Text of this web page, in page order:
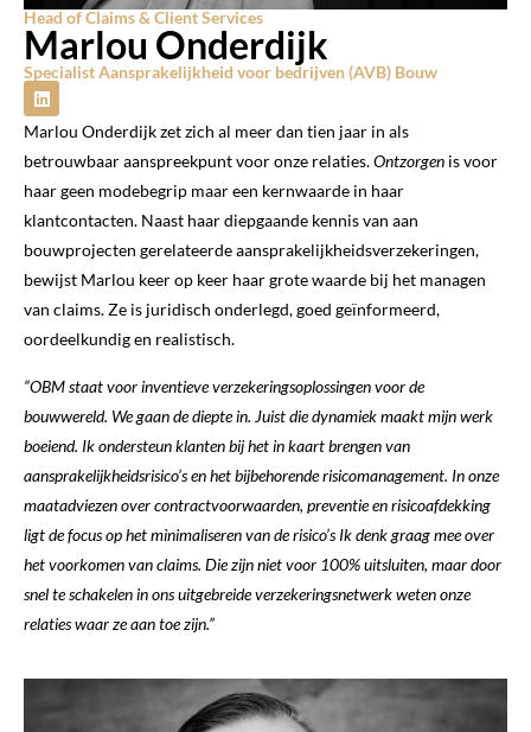
Head of Claims & Client Services
Marlou Onderdijk
Specialist Aansprakelijkheid voor bedrijven (AVB) Bouw
Marlou Onderdijk zet zich al meer dan tien jaar in als
betrouwbaar aanspreekpunt voor onze relaties.Ontzorgen is voor
haar geen modebegrip maar een kernwaarde in haar
klantcontacten. Naast haar diepgaande kennis van aan
bouwprojecten gerelateerde aansprakelijkheidsverzekeringen,
bewijst Marlou keer op keer haar grote waarde bij het managen
van claims. Ze is juridisch onderlegd, goed geïnformeerd,
oordeelkundig en realistisch.
“OBM staat voor inventieve verzekeringsoplossingen voor de
bouwwereld. We gaan de diepte in. Juist die dynamiek maakt mijn werk
boeiend. Ik ondersteun klanten bij het in kaart brengen van
aansprakelijkheidsrisico’s en het bijbehorende risicomanagement. In onze
maatadviezen over contractvoorwaarden, preventie en risicoafdekking
ligt de focus op het minimaliseren van de risico’s Ik denk graag mee over
het voorkomen van claims. Die zijn niet voor 100% uitsluiten, maar door
snel te schakelen in ons uitgebreide verzekeringsnetwerk weten onze
relaties waar ze aan toe zijn.”